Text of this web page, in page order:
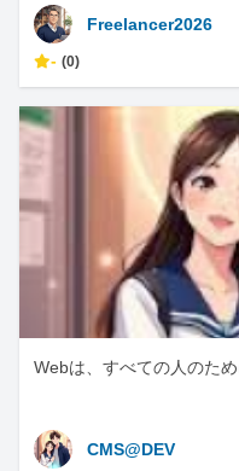
Freelancer2026
- (0)
Webは、すべての人のため
CMS@DEV